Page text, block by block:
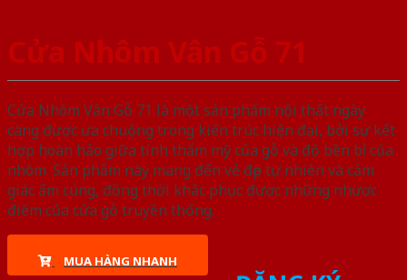
Cửa Nhôm Vân Gỗ 71
Cửa Nhôm Vân Gỗ 71 là một sản phẩm nội thất ngày
càng được ưa chuộng trong kiến trúc hiện đại, bởi sự kết
hợp hoàn hảo giữa tính thẩm mỹ của gỗ và độ bền bỉ của
nhôm. Sản phẩm này mang đến vẻ đẹp tự nhiên và cảm
giác ấm cúng, đồng thời khắc phục được những nhược
điểm của cửa gỗ truyền thống.
MUA HÀNG NHANH